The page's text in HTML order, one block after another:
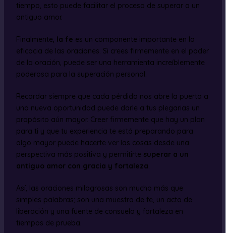
tiempo, esto puede facilitar el proceso de superar a un
antiguo amor.
Finalmente, la fe es un componente importante en la
eficacia de las oraciones. Si crees firmemente en el poder
de la oración, puede ser una herramienta increíblemente
poderosa para la superación personal.
Recordar siempre que cada pérdida nos abre la puerta a
una nueva oportunidad puede darle a tus plegarias un
propósito aún mayor. Creer firmemente que hay un plan
para ti y que tu experiencia te está preparando para
algo mayor puede hacerte ver las cosas desde una
perspectiva más positiva y permitirte superar a un
antiguo amor con gracia y fortaleza.
Así, las oraciones milagrosas son mucho más que
simples palabras; son una muestra de fe, un acto de
liberación y una fuente de consuelo y fortaleza en
tiempos de prueba.